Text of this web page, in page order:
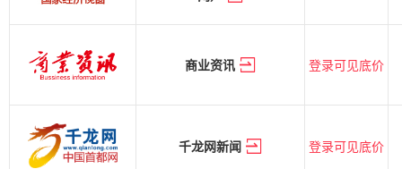
商业资讯 登录可见底价
千龙网新闻 登录可见底价